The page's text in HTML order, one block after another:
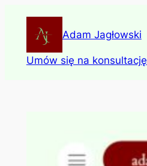
content
Adam Jagłowski
Umów się na konsultację